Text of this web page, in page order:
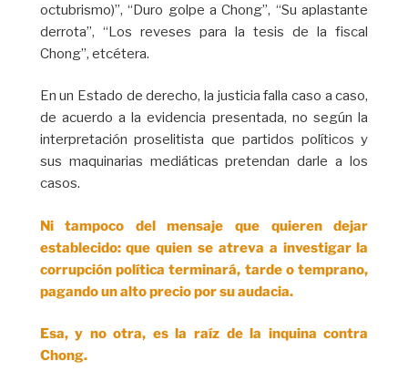
octubrismo)”, “Duro golpe a Chong”, “Su aplastante
derrota”, “Los reveses para la tesis de la fiscal
Chong”, etcétera.
En un Estado de derecho, la justicia falla caso a caso,
de acuerdo a la evidencia presentada, no según la
interpretación proselitista que partidos políticos y
sus maquinarias mediáticas pretendan darle a los
casos.
Ni tampoco del mensaje que quieren dejar
establecido: que quien se atreva a investigar la
corrupción política terminará, tarde o temprano,
pagando un alto precio por su audacia.
Esa, y no otra, es la raíz de la inquina contra
Chong.